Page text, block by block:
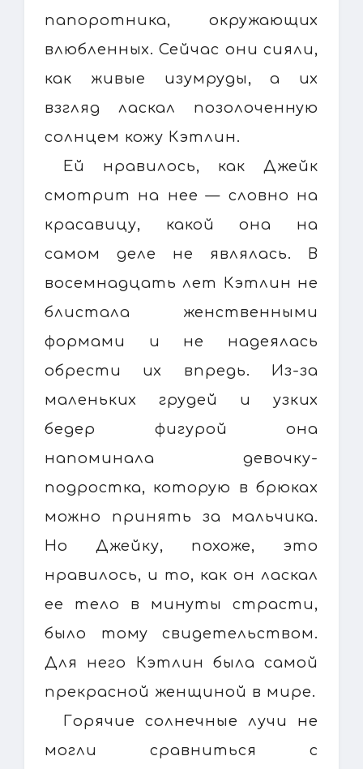
папоротника, окружающих
влюбленных. Сейчас они сияли,
как живые изумруды, а их
взгляд ласкал позолоченную
солнцем кожу Кэтлин.
Ей нравилось, как Джейк
смотрит на нее — словно на
красавицу, какой она на
самом деле не являлась. В
восемнадцать лет Кэтлин не
блистала женственными
формами и не надеялась
обрести их впредь. Из-за
маленьких грудей и узких
бедер фигурой она
напоминала девочку-
подростка, которую в брюках
можно принять за мальчика.
Но Джейку, похоже, это
нравилось, и то, как он ласкал
ее тело в минуты страсти,
было тому свидетельством.
Для него Кэтлин была самой
прекрасной женщиной в мире.
Горячие солнечные лучи не
могли сравниться с